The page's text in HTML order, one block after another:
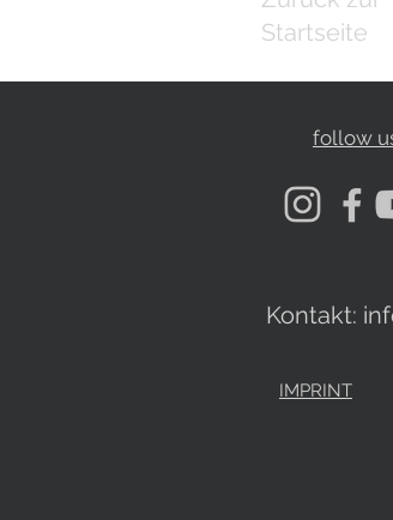
Startseite
follow
Kontakt:
IMPRINT